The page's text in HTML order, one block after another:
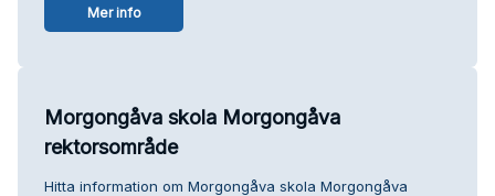
Mer info
Morgongåva skola Morgongåva
rektorsområde
Hitta information om Morgongåva skola Morgongåva